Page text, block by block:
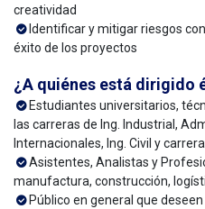
creatividad
Identificar y mitigar riesgos
éxito de los proyectos
¿A quiénes está dirigido
Estudiantes universitarios,
las carreras de Ing. Industrial,
Internacionales, Ing. Civil y
Asistentes, Analistas y
manufactura, construcción,
Público en general que